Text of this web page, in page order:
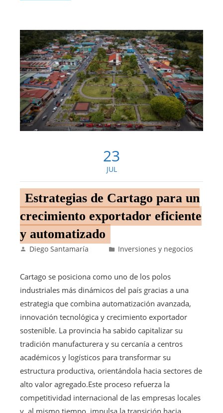
23
JUL
Estrategias de Cartago para un
crecimiento exportador eficiente
y automatizado
Diego Santamaría Inversiones y negocios
Cartago se posiciona como uno de los polos
industriales más dinámicos del país gracias a una
estrategia que combina automatización avanzada,
innovación tecnológica y crecimiento exportador
sostenible. La provincia ha sabido capitalizar su
tradición manufacturera y su cercanía a centros
académicos y logísticos para transformar su
estructura productiva, orientándola hacia sectores de
alto valor agregado.Este proceso refuerza la
competitividad internacional de las empresas locales
y, al mismo tiempo, impulsa la transición hacia